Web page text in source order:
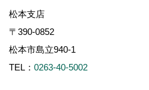
松本支店
〒390-0852
松本市島立940-1
TEL： 0263-40-5002